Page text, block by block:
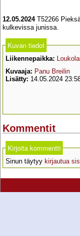
12.05.2024T52266
kulkevissa junissa.
Kuvan tiedot
Liikennepaikka:
Kuvaaja: Panu Breilin
Lisätty: 14.05.2024
Kommentit
Kirjoita kommentti
Sinun täytyy kirjautua